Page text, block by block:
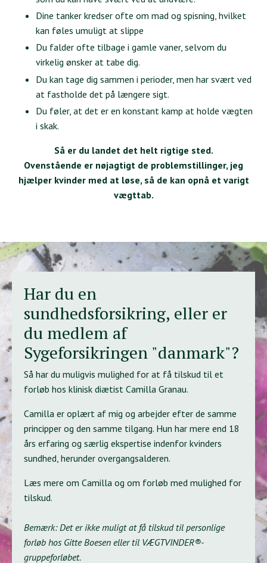
Dine tanker kredser ofte om mad og spisning, hvilket
kan føles umuligt at slippe
Du falder ofte tilbage i gamle vaner, selvom du
virkelig ønsker at tabe dig.
Du kan tage dig sammen i perioder, men har svært ved
at fastholde det på længere sigt.
Du føler, at det er en konstant kamp at holde vægten
i skak.
Så er du landet det helt rigtige sted.
Ovenstående er nøjagtigt de problemstillinger, jeg
hjælper kvinder med at løse, så de kan opnå et varigt
vægttab.
Har du en
sundhedsforsikring, eller er
du medlem af
Sygeforsikringen "danmark"?
Så har du muligvis mulighed for at få tilskud til et
forløb hos klinisk diætist Camilla Granau.
Camilla er oplært af mig og arbejder efter de samme
principper og den samme tilgang. Hun har mere end 18
års erfaring og særlig ekspertise indenfor kvinders
sundhed, herunder overgangsalderen.
Læs mere om Camilla og om forløb med mulighed for
tilskud.
Bemærk: Det er ikke muligt at få tilskud til personlige
forløb hos Gitte Boesen eller til VÆGTVINDER®-
gruppeforløbet.